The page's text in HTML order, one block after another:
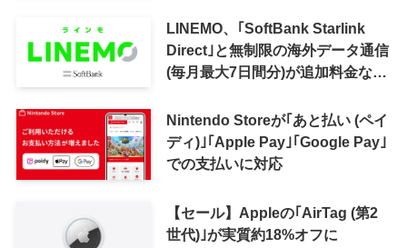
LINEMO、｢SoftBank Starlink
Direct｣と無制限の海外データ通信
(毎月最大7日間分)が追加料金なし
Nintendo Storeが｢あと払い (ペイ
ディ)｣｢Apple Pay｣｢Google Pay｣
での支払いに対応
【セール】Appleの｢AirTag (第2
世代)｣が実質約18%オフに